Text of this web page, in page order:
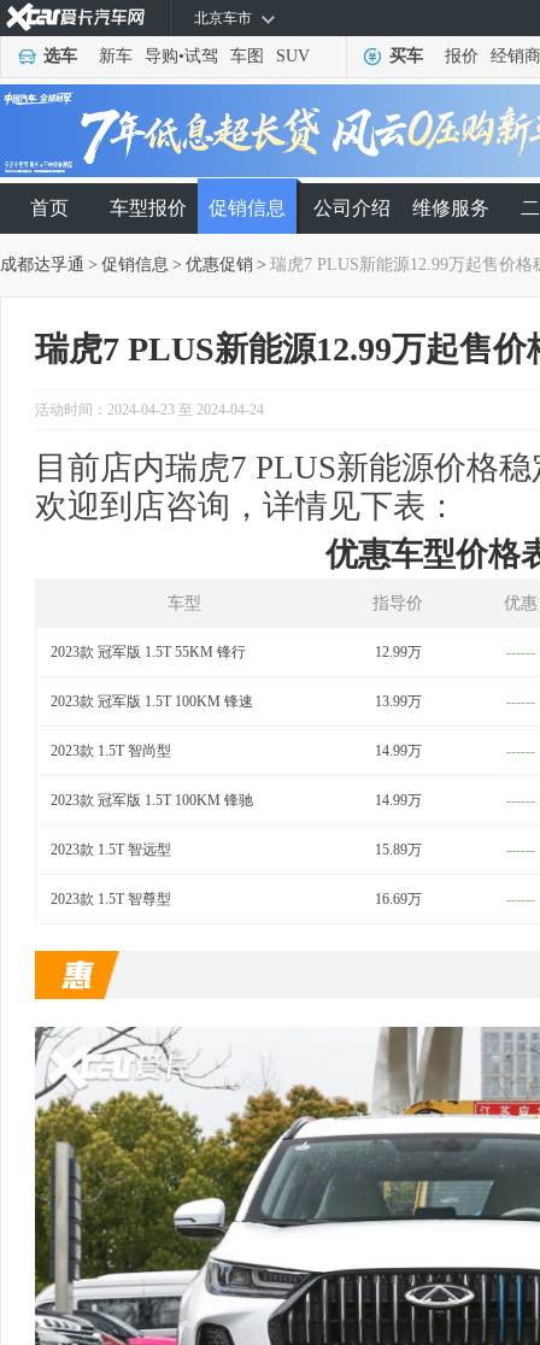
北京车市
选车 新车 导购•试驾 车图 SUV 买车 报价 经销商
首页 车型报价 促销信息 公司介绍 维修服务
成都达孚通 > 促销信息 > 优惠促销 > 瑞虎7 PLUS新能源12.99万起售价格
瑞虎7 PLUS新能源12.99万起售价
活动时间：2024-04-23 至 2024-04-24
目前店内瑞虎7 PLUS新能源价格
欢迎到店咨询，详情见下表：
优惠车型价格
车型 指导价 优惠
2023款 冠军版 1.5T 55KM 锋行 12.99万 ------
2023款 冠军版 1.5T 100KM 锋速 13.99万 ------
2023款 1.5T 智尚型 14.99万 ------
2023款 冠军版 1.5T 100KM 锋驰 14.99万 ------
2023款 1.5T 智远型 15.89万 ------
2023款 1.5T 智尊型 16.69万 ------